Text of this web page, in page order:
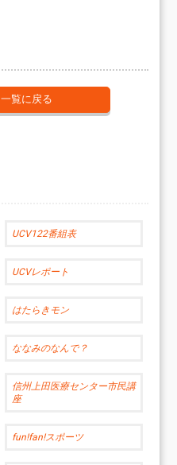
覧に戻る
UCV122番組表
UCVレポート
はたらきモン
ななみのなんで？
信州上田医療センター市民講
座
fun!fan!スポーツ